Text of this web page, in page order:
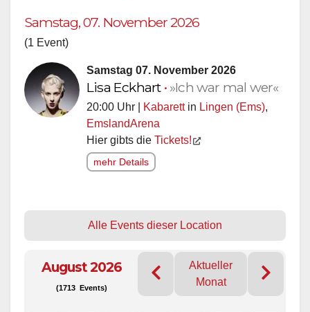
Samstag, 07. November 2026
(1 Event)
Samstag 07. November 2026
Lisa Eckhart • »Ich war mal wer«
20:00 Uhr | Kabarettin Lingen (Ems),
EmslandArena
Hier gibts die Tickets!
mehr Details
Alle Events dieser Location
August 2026
(1713 Events)
Aktueller
Monat